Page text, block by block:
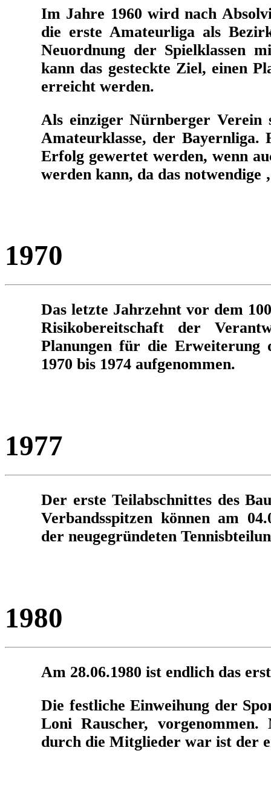
Im Jahre 1960 wird nach
die erste Amateurliga als
Neuordnung der Spielklassen
kann das gesteckte Ziel, einen
erreicht werden.
Als einziger Nürnberger Verein
Amateurklasse, der
Erfolg gewertet werden, wenn
werden kann, da das notwendige
1970
Das letzte Jahrzehnt vor dem
Risikobereitschaft der
Planungen für die Erweiterung
1970 bis 1974 aufgenommen.
1977
Der erste Teilabschnittes des
Verbandsspitzen können am
der neugegründeten
1980
Am 28.06.1980 ist endlich das
Die festliche Einweihung der
Loni Rauscher, vorgenommen.
durch die Mitglieder war ist der